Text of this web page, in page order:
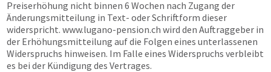
Preiserhöhung nicht binnen 6 Wochen nach Zugang der
Änderungsmitteilung in Text- oder Schriftform dieser
widerspricht. www.lugano-pension.ch wird den Auftraggeber in
der Erhöhungsmitteilung auf die Folgen eines unterlassenen
Widerspruchs hinweisen. Im Falle eines Widerspruchs verbleibt
es bei der Kündigung des Vertrages.